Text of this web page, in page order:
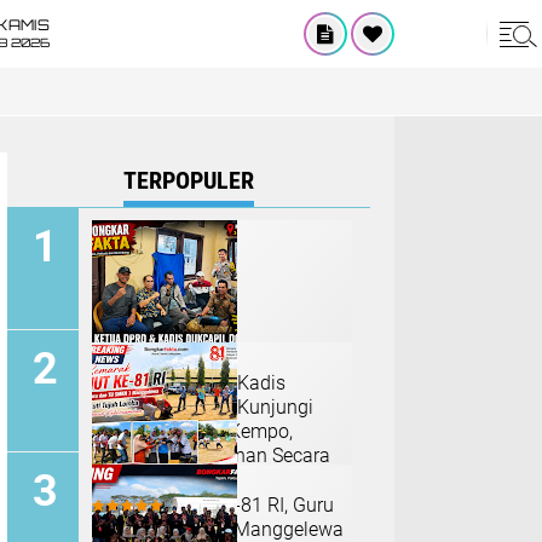
2026
TERPOPULER
Ketua DPRD dan Kadis
Dukcapil Dompu Kunjungi
ODGJ di Polsek Kempo,
Dorong Penanganan Secara
Humanis
Semarak HUT ke-81 RI, Guru
dan TU SMKN 1 Manggelewa